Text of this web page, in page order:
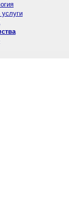
услуги